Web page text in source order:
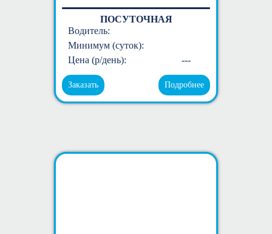
ПОСУТОЧНАЯ
Водитель:
Минимум (суток):
Цена (р/день):
---
Заказать Подробнее